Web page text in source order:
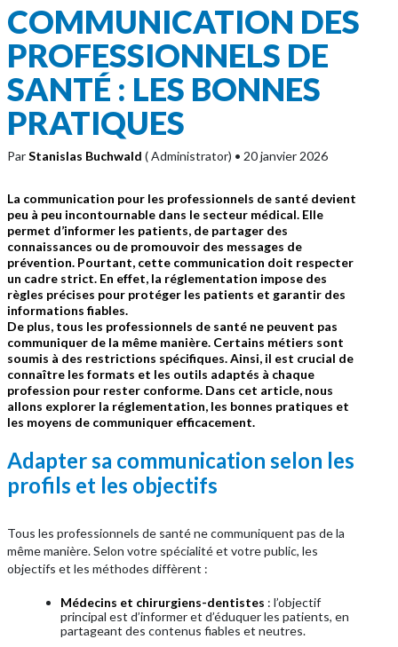
COMMUNICATION DES
PROFESSIONNELS DE
SANTÉ : LES BONNES
PRATIQUES
ParStanislas Buchwald ( Administrator) • 20 janvier 2026
La communication pour les professionnels de santé devient
peu à peu incontournable dans le secteur médical. Elle
permet d’informer les patients, de partager des
connaissances ou de promouvoir des messages de
prévention. Pourtant, cette communication doit respecter
un cadre strict. En effet, la réglementation impose des
règles précises pour protéger les patients et garantir des
informations fiables.
De plus, tous les professionnels de santé ne peuvent pas
communiquer de la même manière. Certains métiers sont
soumis à des restrictions spécifiques. Ainsi, il est crucial de
connaître les formats et les outils adaptés à chaque
profession pour rester conforme. Dans cet article, nous
allons explorer la réglementation, les bonnes pratiques et
les moyens de communiquer efficacement.
Adapter sa communication selon les
profils et les objectifs
Tous les professionnels de santé ne communiquent pas de la
même manière. Selon votre spécialité et votre public, les
objectifs et les méthodes diffèrent :
Médecins et chirurgiens-dentistes : l’objectif
principal est d’informer et d’éduquer les patients, en
partageant des contenus fiables et neutres.